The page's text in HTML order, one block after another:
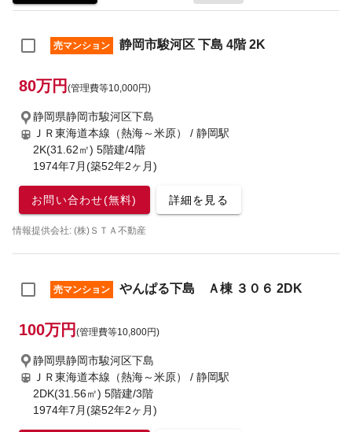
売マンション 静岡市駿河区 下島 4階 2K
80万円 (管理費等10,000円)
静岡県静岡市駿河区下島
ＪＲ東海道本線（熱海～米原） / 静岡駅
2K(31.62㎡) 5階建/4階
1974年7月(築52年2ヶ月)
お問い合わせ(無料) 詳細を見る
情報提供会社: (株)ＳＴＡ不動産
売マンション やんぱる下島 Ａ棟 ３０６ 2DK
100万円 (管理費等10,800円)
静岡県静岡市駿河区下島
ＪＲ東海道本線（熱海～米原） / 静岡駅
2DK(31.56㎡) 5階建/3階
1974年7月(築52年2ヶ月)